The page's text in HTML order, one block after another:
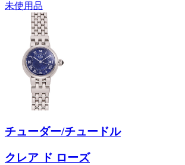
未使用品
チューダー/チュードル
クレア ド ローズ